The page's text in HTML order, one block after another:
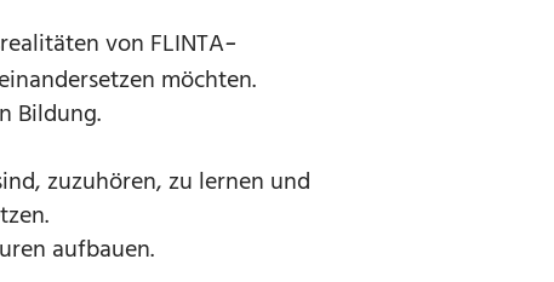
von FLINTA-
möchten.
Bildung.
zuzuhören, zu lernen und
aufbauen.